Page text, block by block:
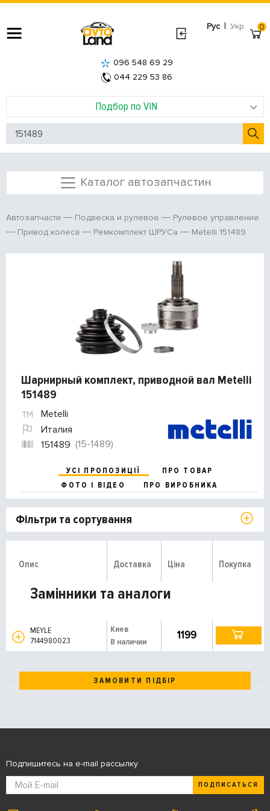
Рус | Укр
Подбор по VIN
096 548 69 29
044 229 53 86
0
Каталог автозапчастин
Автозапчасти Подвеска и рулевое
Рулевое управление
Привод колеса
Ремкомплект ШРУСа Metelli 151489
Шарнирный комплект, приводной вал Metelli
151489
Metelli
Италия
151489 (15-1489)
УСІ ПРОПОЗИЦІЇ
ПРО ТОВАР
ФОТО І ВІДЕО
ПРО ВИРОБНИКА
Фільтри та сортування
Опис Доставка Ціна Покупка
Замінники та аналоги
MEYLE
7144980023
Киев
В наличии
1199
ЗАМОВИТИ ПІДБІР
Подпишитесь на e-mail рассылку
ПОДПИСАТЬСЯ